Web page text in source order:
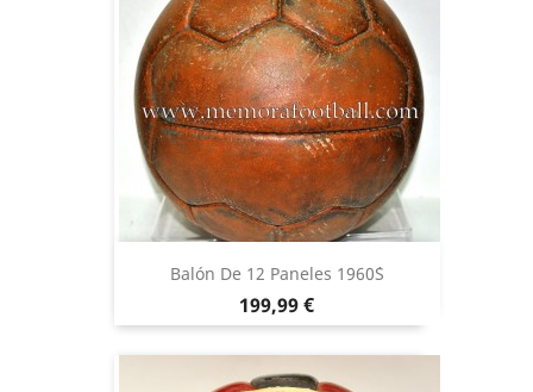
Balón De 12 Paneles 1960´s
Precio
199,99 €